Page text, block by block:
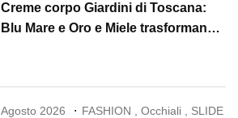
Creme corpo Giardini di Toscana:
Blu Mare e Oro e Miele trasformano
Agosto 2026 FASHION ,Occhiali SLIDE